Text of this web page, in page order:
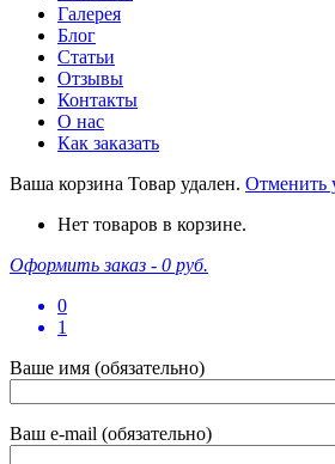
Галерея
Блог
Статьи
Отзывы
Контакты
О нас
Как заказать
Ваша корзина Товар удален. Отменить
Нет товаров в корзине.
Оформить заказ - 0 руб.
0
1
Ваше имя (обязательно)
Ваш e-mail (обязательно)